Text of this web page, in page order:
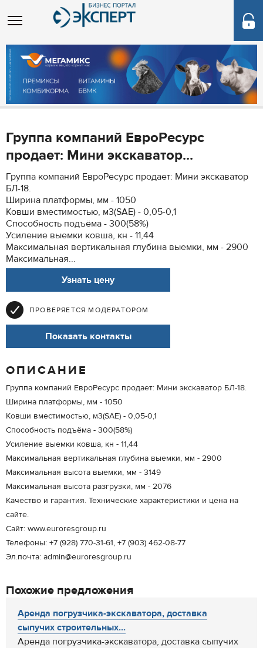
Группа компаний ЕвроРесурс
продает: Мини экскаватор...
Группа компаний ЕвроРесурс продает: Мини экскаватор
БЛ-18.
Ширина платформы, мм - 1050
Ковши вместимостью, м3(SAE) - 0,05-0,1
Способность подъёма - 300(58%)
Усиление выемки ковша, кн - 11,44
Максимальная вертикальная глубина выемки, мм - 2900
Максимальная...
Узнать цену
ПРОВЕРЯЕТСЯ МОДЕРАТОРОМ
Показать контакты
ОПИСАНИЕ
Группа компаний ЕвроРесурс продает: Мини экскаватор БЛ-18.
Ширина платформы, мм - 1050
Ковши вместимостью, м3(SAE) - 0,05-0,1
Способность подъёма - 300(58%)
Усиление выемки ковша, кн - 11,44
Максимальная вертикальная глубина выемки, мм - 2900
Максимальная высота выемки, мм - 3149
Максимальная высота разгрузки, мм - 2076
Качество и гарантия. Технические характеристики и цена на
сайте.
Сайт: www.euroresgroup.ru
Телефоны: +7 (928) 770-31-61, +7 (903) 462-08-77
Эл.почта: admin@euroresgroup.ru
Похожие предложения
Аренда погрузчика-экскаватора, доставка
сыпучих строительных...
Аренда погрузчика-экскаватора, доставка сыпучих